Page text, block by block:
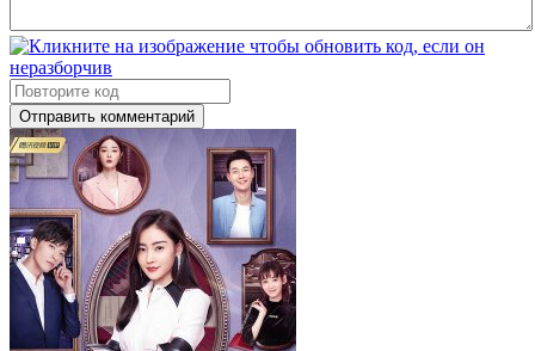
Отправить комментарий